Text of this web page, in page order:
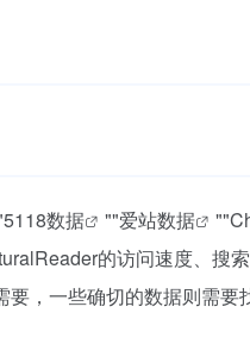
5118数据 ""爱站数据 ""
的访问速度、搜
，一些确切的数据则需要